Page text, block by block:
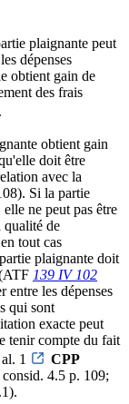
plaignante peut
dépenses
obtient gain de
des frais
obtient gain
doit être
avec la
Si la partie
ne peut pas être
qualité de
tout cas
plaignante doit
139 IV 102
les dépenses
qui sont
exacte peut
tenir compte du fait
1
CPP
consid. 4.5 p. 109;